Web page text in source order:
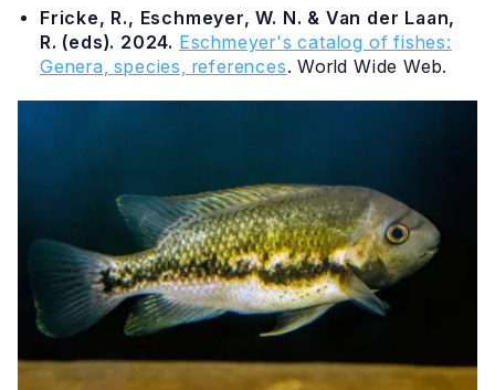
Fricke, R., Eschmeyer, W. N. & Van der Laan,
R. (eds). 2024. Eschmeyer's catalog of fishes:
Genera, species, references. World Wide Web.